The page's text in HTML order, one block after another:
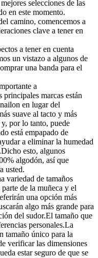
selecciones de las
en este momento.
camino, comencemos a
clave a tener en
a tener en cuenta
un vistazo a algunos de
una banda para el
a
principales marcas están
en lugar del
suave al tacto y más
por lo tanto, puede
está empapado de
a eliminar la humedad
esto, algunos
algodón, así que
usted.
variedad de tamaños
de la muñeca y el
una opción más
algo más grande para
del sudor.El tamaño que
personales.La
tamaño único para la
verificar las dimensiones
estar seguro de que se